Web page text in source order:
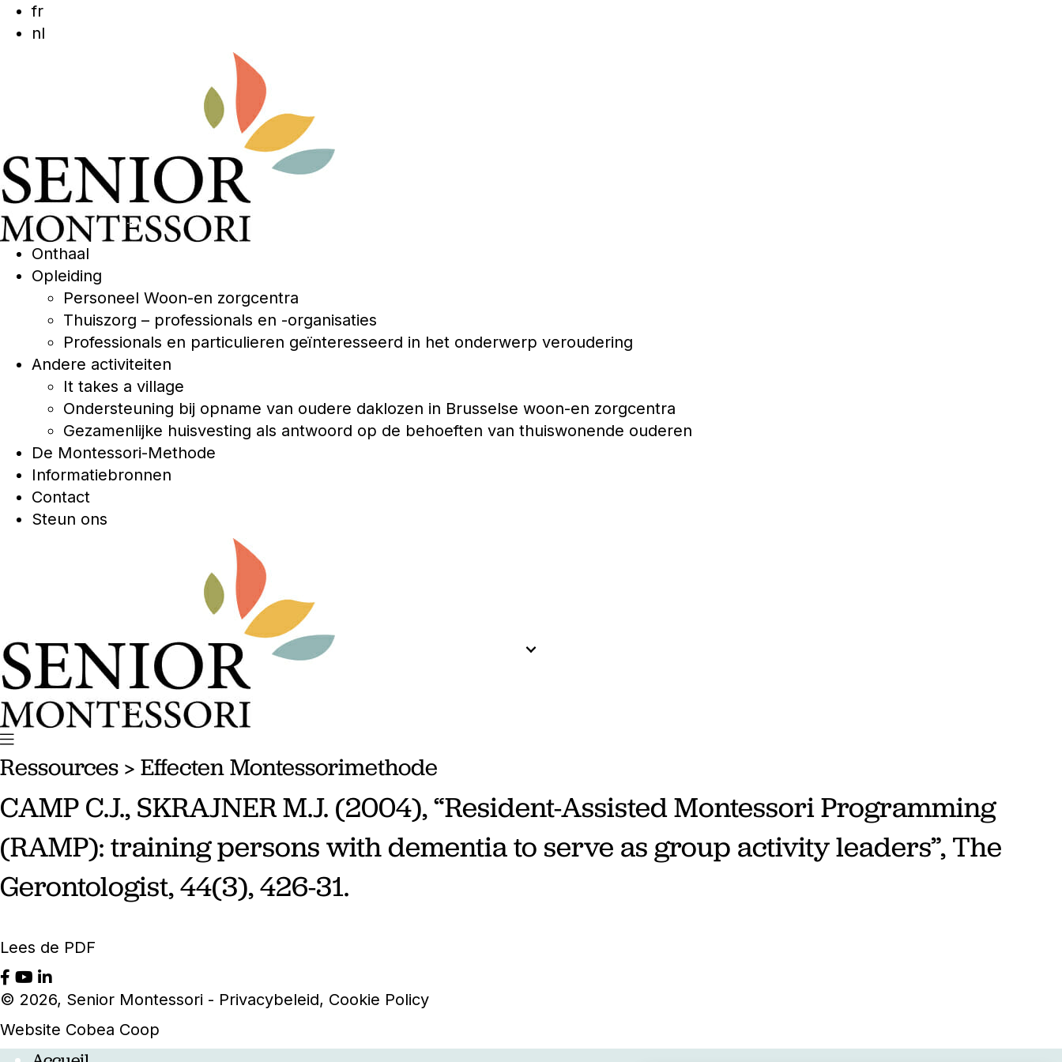
fr
nl
Onthaal
Opleiding
Personeel Woon-en zorgcentra
Thuiszorg – professionals en -organisaties
Professionals en particulieren geïnteresseerd in het onderwerp veroudering
Andere activiteiten
It takes a village
Ondersteuning bij opname van oudere daklozen in Brusselse woon-en zorgcentra
Gezamenlijke huisvesting als antwoord op de behoeften van thuiswonende ouderen
De Montessori-Methode
Informatiebronnen
Contact
Steun ons
Ressources > Effecten Montessorimethode
CAMP C.J., SKRAJNER M.J. (2004), “Resident-Assisted Montessori Programming
(RAMP): training persons with dementia to serve as group activity leaders”, The
Gerontologist, 44(3), 426-31.
Lees de PDF
© 2026, Senior Montessori - Privacybeleid, Cookie Policy
Website Cobea Coop